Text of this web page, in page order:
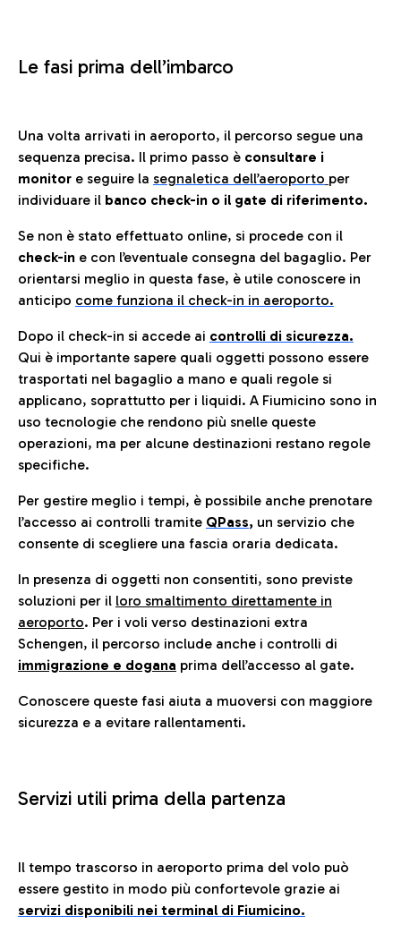
Le fasi prima dell’imbarco
Una volta arrivati in aeroporto, il percorso segue una
sequenza precisa. Il primo passo è consultare i
monitor e seguire la segnaletica dell’aeroporto per
individuare il banco check-in o il gate di riferimento.
Se non è stato effettuato online, si procede con il
check-in e con l’eventuale consegna del bagaglio. Per
orientarsi meglio in questa fase, è utile conoscere in
anticipo come funziona il check-in in aeroporto.
Dopo il check-in si accede ai controlli di sicurezza.
Qui è importante sapere quali oggetti possono essere
trasportati nel bagaglio a mano e quali regole si
applicano, soprattutto per i liquidi. A Fiumicino sono in
uso tecnologie che rendono più snelle queste
operazioni, ma per alcune destinazioni restano regole
specifiche.
Per gestire meglio i tempi, è possibile anche prenotare
l’accesso ai controlli tramite QPass, un servizio che
consente di scegliere una fascia oraria dedicata.
In presenza di oggetti non consentiti, sono previste
soluzioni per il loro smaltimento direttamente in
aeroporto. Per i voli verso destinazioni extra
Schengen, il percorso include anche i controlli di
immigrazione e dogana prima dell’accesso al gate.
Conoscere queste fasi aiuta a muoversi con maggiore
sicurezza e a evitare rallentamenti.
Servizi utili prima della partenza
Il tempo trascorso in aeroporto prima del volo può
essere gestito in modo più confortevole grazie ai
servizi disponibili nei terminal di Fiumicino.